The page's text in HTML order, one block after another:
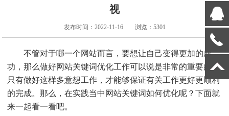
视
发布时间：2022-11-16 浏览：5301
不管对于哪一个网站而言，要想让自己变得更加的成
功，那么做好网站关键词优化工作可以说是非常的重要的，
只有做好这样多意想工作，才能够保证有关工作更好更顺利
的完成。那么，在实践当中网站关键词如何优化呢？下面就
来一起看一看吧。